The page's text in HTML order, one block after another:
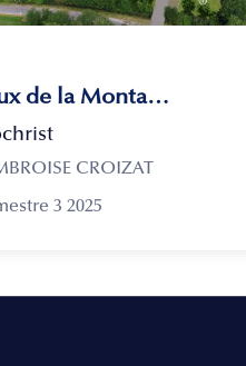
Les Coteaux de la Montagne
CROIZAT
3 2025